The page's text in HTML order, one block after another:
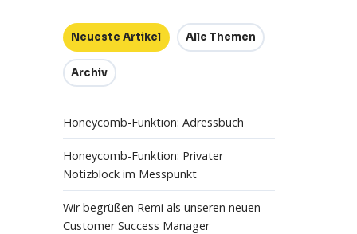
Neueste Artikel Alle Themen
Archiv
Honeycomb-Funktion: Adressbuch
Honeycomb-Funktion: Privater
Notizblock im Messpunkt
Wir begrüßen Remi als unseren neuen
Customer Success Manager